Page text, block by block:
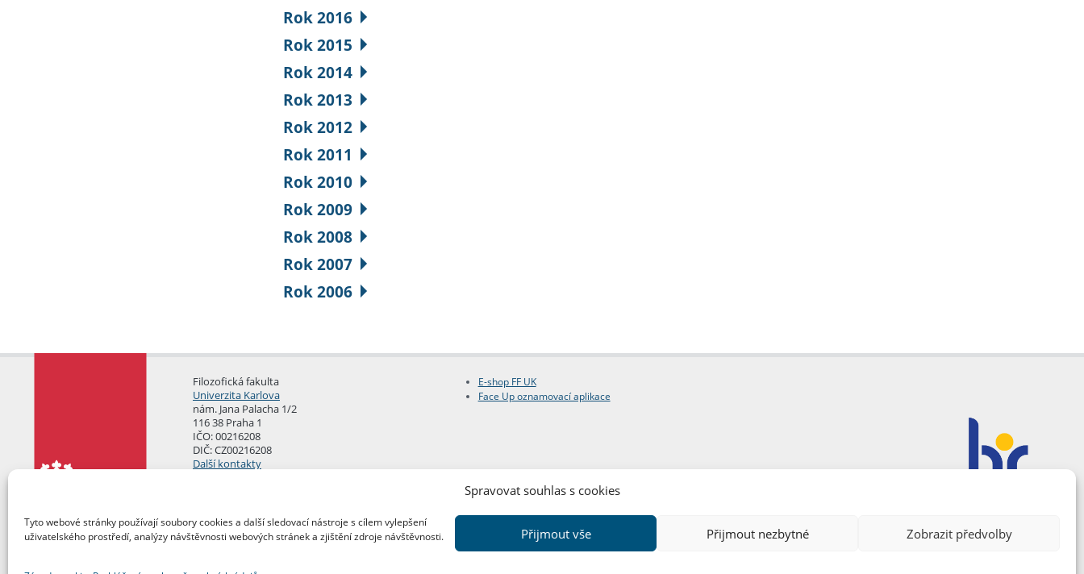
Spravovat souhlas s cookies
Tyto webové stránky používají soubory cookies a další sledovací nástroje s cílem vylepšení
uživatelského prostředí, analýzy návštěvnosti webových stránek a zjištění zdroje návštěvnosti.
Přijmout vše Přijmout nezbytné Zobrazit předvolby
Rok 2016
Rok 2015
Rok 2014
Rok 2013
Rok 2012
Rok 2011
Rok 2010
Rok 2009
Rok 2008
Rok 2007
Rok 2006
Filozofická fakulta
Univerzita Karlova
nám. Jana Palacha 1/2
116 38 Praha 1
IČO: 00216208
DIČ: CZ00216208
Další kontakty
E-shop FF UK
Face Up oznamovací aplikace